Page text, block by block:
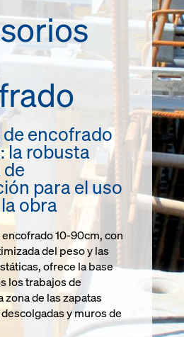
encofrado
la robusta
para el uso
obra
10-90cm, con
del peso y las
ofrece la base
los trabajos de
zona de las zapatas
y muros de